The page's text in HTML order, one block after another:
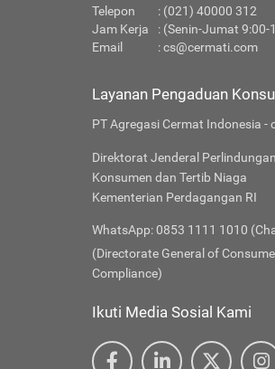
Telepon
: (021) 40000 312
Jam Kerja
: (Senin-Jumat 9:00-
Email
:cs@cermati.com
Layanan Pengaduan
PT Agregasi Cermat Indonesia -
Direktorat Jenderal Perlindungan
Konsumen dan Tertib Niaga
Kementerian Perdagangan RI
WhatsApp: 0853 1111 1010
(Directorate General of
Compliance)
Ikuti Media Sosial Kami